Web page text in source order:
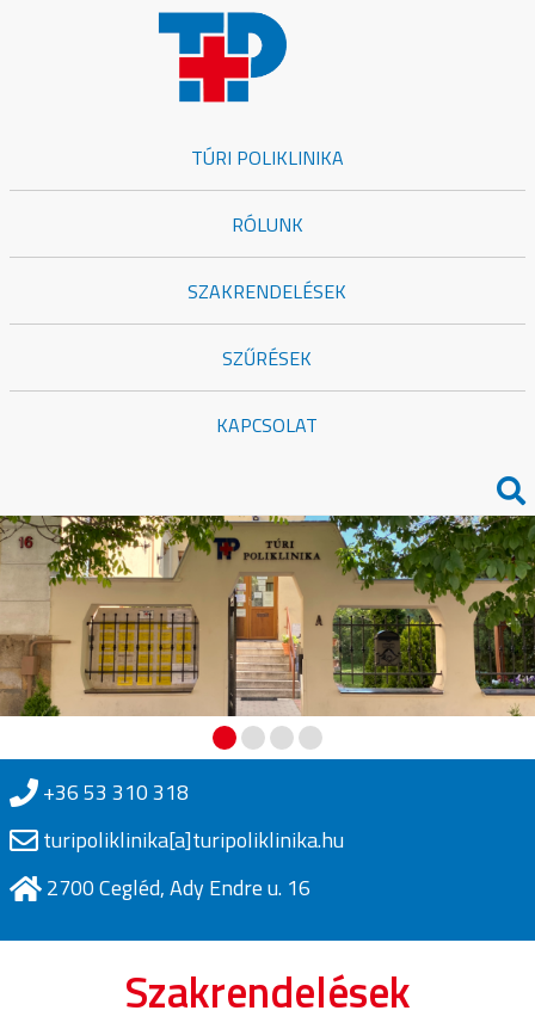
TÚRI POLIKLINIKA
RÓLUNK
SZAKRENDELÉSEK
SZŰRÉSEK
KAPCSOLAT
+36 53 310 318
turipoliklinika[a]turipoliklinika.hu
2700 Cegléd, Ady Endre u. 16
Szakrendelések